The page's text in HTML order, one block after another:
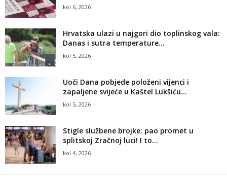
kol 6, 2026
Hrvatska ulazi u najgori dio toplinskog vala:
Danas i sutra temperature...
kol 5, 2026
Uoči Dana pobjede položeni vijenci i
zapaljene svijeće u Kaštel Lukšiću...
kol 5, 2026
Stigle službene brojke: pao promet u
splitskoj Zračnoj luci! I to...
kol 4, 2026